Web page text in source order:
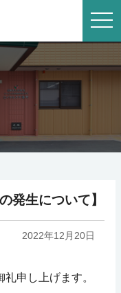
発生について】
2022年12月20日
申し上げます。